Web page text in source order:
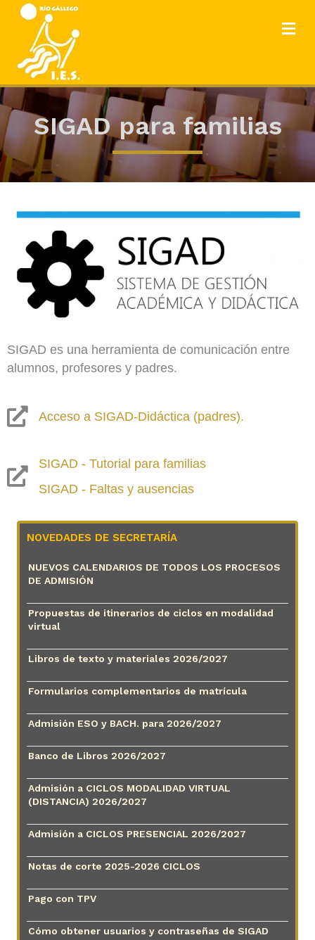
SIGAD para familias
SIGAD es una herramienta de comunicación entre
alumnos, profesores y padres.
Acceso a SIGAD-Didáctica (padres).
SIGAD - Tutorial para familias
SIGAD - Faltas y ausencias
NOVEDADES DE SECRETARÍA
NUEVOS CALENDARIOS DE TODOS LOS PROCESOS
DE ADMISIÓN
Propuestas de itinerarios de ciclos en modalidad
virtual
Libros de texto y materiales 2026/2027
Formularios complementarios de matrícula
Admisión ESO y BACH. para 2026/2027
Banco de Libros 2026/2027
Admisión a CICLOS MODALIDAD VIRTUAL
(DISTANCIA) 2026/2027
Admisión a CICLOS PRESENCIAL 2026/2027
Notas de corte 2025-2026 CICLOS
Pago con TPV
Cómo obtener usuarios y contraseñas de SIGAD